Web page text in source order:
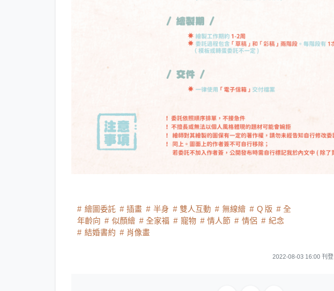
繪圖委託 插畫 半身 雙人互動 無線繪 Q 版
全
年齡向
似顏繪 全家福 寵物 情人節 情侶
紀念
結婚書約
肖像畫
2022-08-03 16:00 刊登